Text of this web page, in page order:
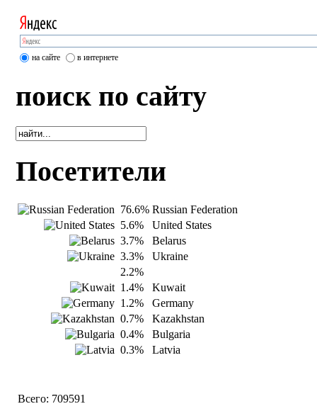
на сайте в интернете
поиск по сайту
Посетители
76.6% Russian Federation
5.6%
United States
3.7%
Belarus
3.3%
Ukraine
2.2%
1.4%
Kuwait
1.2%
Germany
0.7%
Kazakhstan
0.4%
Bulgaria
0.3%
Latvia
Всего: 709591